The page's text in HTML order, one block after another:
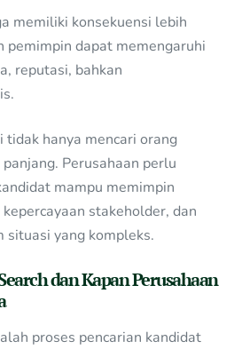
memiliki konsekuensi lebih
pemimpin dapat memengaruhi
reputasi, bahkan
tidak hanya mencari orang
Perusahaan perlu
mampu memimpin
stakeholder, dan
situasi yang kompleks.
dan Kapan Perusahaan
proses pencarian kandidat